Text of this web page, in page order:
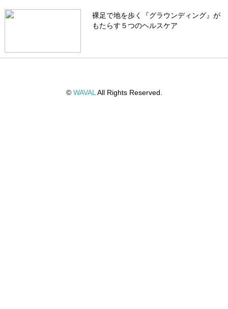
裸足で地を歩く『グラウンディング』が
もたらす５つのヘルスケア
© WAVAL All Rights Reserved.